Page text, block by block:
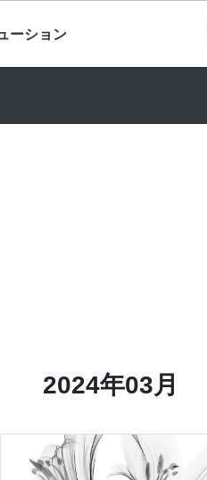
ーション
2024年03月